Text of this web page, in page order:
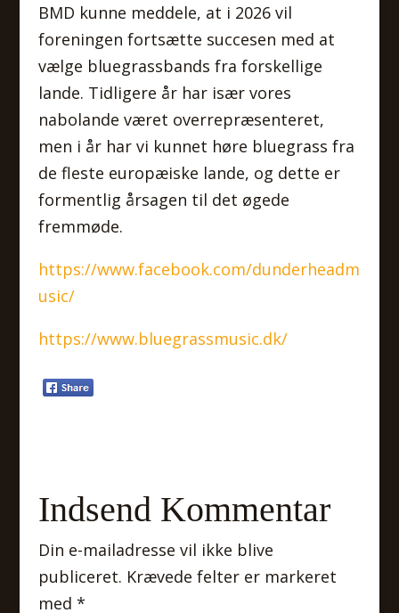
BMD kunne meddele, at i 2026 vil
foreningen fortsætte succesen med at
vælge bluegrassbands fra forskellige
lande. Tidligere år har især vores
nabolande været overrepræsenteret,
men i år har vi kunnet høre bluegrass fra
de fleste europæiske lande, og dette er
formentlig årsagen til det øgede
fremmøde.
https://www.facebook.com/dunderheadm
usic/
https://www.bluegrassmusic.dk/
Indsend Kommentar
Din e-mailadresse vil ikke blive
publiceret. Krævede felter er markeret
med *